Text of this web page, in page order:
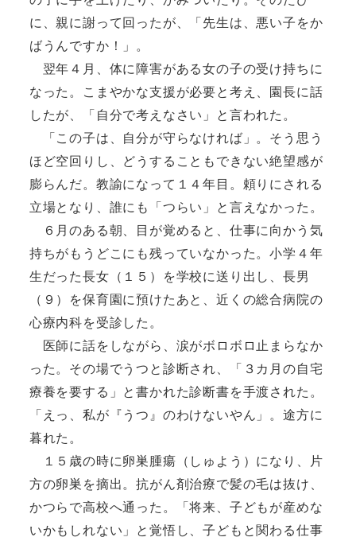
に、親に謝って回ったが、「先生は、悪い子をか
ばうんですか！」。
翌年４月、体に障害がある女の子の受け持ちに
なった。こまやかな支援が必要と考え、園長に話
したが、「自分で考えなさい」と言われた。
「この子は、自分が守らなければ」。そう思う
ほど空回りし、どうすることもできない絶望感が
膨らんだ。教諭になって１４年目。頼りにされる
立場となり、誰にも「つらい」と言えなかった。
６月のある朝、目が覚めると、仕事に向かう気
持ちがもうどこにも残っていなかった。小学４年
生だった長女（１５）を学校に送り出し、長男
（９）を保育園に預けたあと、近くの総合病院の
心療内科を受診した。
医師に話をしながら、涙がボロボロ止まらなか
った。その場でうつと診断され、「３カ月の自宅
療養を要する」と書かれた診断書を手渡された。
「えっ、私が『うつ』のわけないやん」。途方に
暮れた。
１５歳の時に卵巣腫瘍（しゅよう）になり、片
方の卵巣を摘出。抗がん剤治療で髪の毛は抜け、
かつらで高校へ通った。「将来、子どもが産めな
いかもしれない」と覚悟し、子どもと関わる仕事